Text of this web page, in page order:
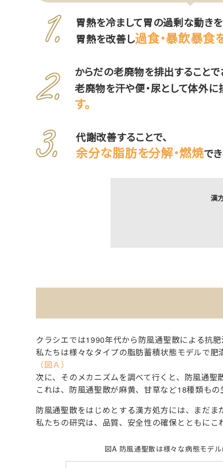
胃熱を冷まして胃の過剰な動きを
胃熱を改善し過食・暴飲暴食
からだの老廃物を排出することで
老廃物を汗や便・尿として体外に
す。
代謝改善することで、
余分な脂肪を分解・燃焼で
漢
クラシエでは1990年代から防風通聖散による抗
私たちは様々なタイプの脂肪蓄積状態モデルで肥
（図Ａ）
次に、そのメカニズムを調べて行くと、防風通聖
これは、防風通聖散が麻黄、甘草など18種類も
防風通聖散をはじめとする漢方処方には、まだ
私たちの研究は、品質、安全性の確保とともにこ
図A 防風通聖散は様々な病態モデ